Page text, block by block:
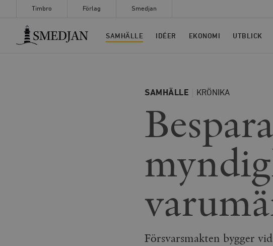
Timbro Förlag Smedjan
Timbro
SAMHÄLLE IDÉER EKONOMI UTBLICK
SAMHÄLLE KRÖNIKA
Försvarsmakten bygger